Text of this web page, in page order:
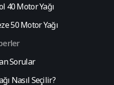
40 Motor Yağı
50 Motor Yağı
Sorular
Nasıl Seçilir?